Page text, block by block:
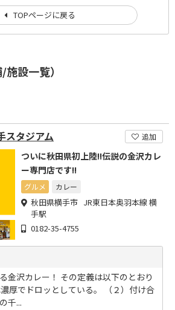
設一覧）
スタジアム 追加
ついに秋田県初上陸!!伝説の金沢カレ
ー専門店です!!
グルメ カレー
秋田県横手市 JR東日本奥羽本線 横
手駅
0182-35-4755
金沢カレー！ その定義は以下のとおり
厚でドロッとしている。 （２）付け合
千...
TOPページに戻る